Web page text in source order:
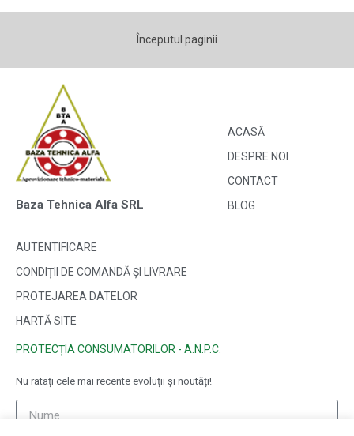
Începutul paginii
Baza Tehnica Alfa SRL
ACASĂ
DESPRE NOI
CONTACT
BLOG
AUTENTIFICARE
CONDIȚII DE COMANDĂ ȘI LIVRARE
PROTEJAREA DATELOR
HARTĂ SITE
PROTECȚIA CONSUMATORILOR - A.N.P.C.
Nu ratați cele mai recente evoluții și noutăți!